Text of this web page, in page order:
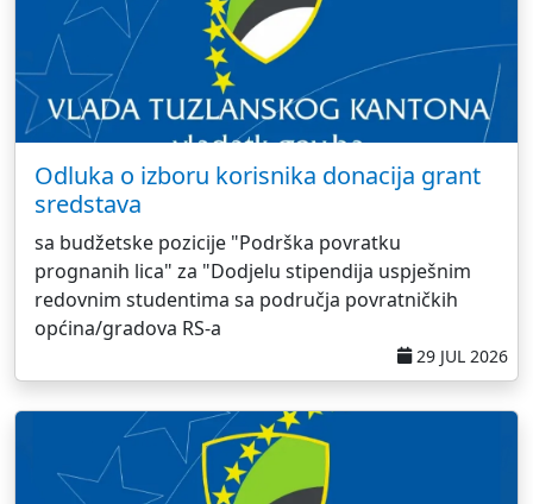
Odluka o izboru korisnika donacija grant
sredstava
sa budžetske pozicije "Podrška povratku
prognanih lica" za "Dodjelu stipendija uspješnim
redovnim studentima sa područja povratničkih
općina/gradova RS-a
29 JUL 2026